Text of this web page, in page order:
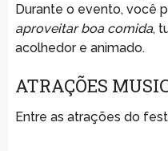
Durante o evento, você
aproveitar boa comida,
acolhedor e animado.
ATRAÇÕES
Entre as atrações do